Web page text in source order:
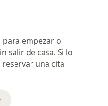
para empezar o
salir de casa. Si lo
una cita